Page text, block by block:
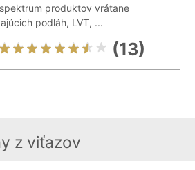
produktov vrátane
podláh, LVT, ...
(13)
z viťazov